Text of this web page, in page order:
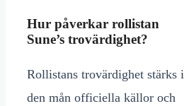
Hur påverkar rollistan
Sune’s trovärdighet?
Rollistans trovärdighet stärks i
den mån officiella källor och